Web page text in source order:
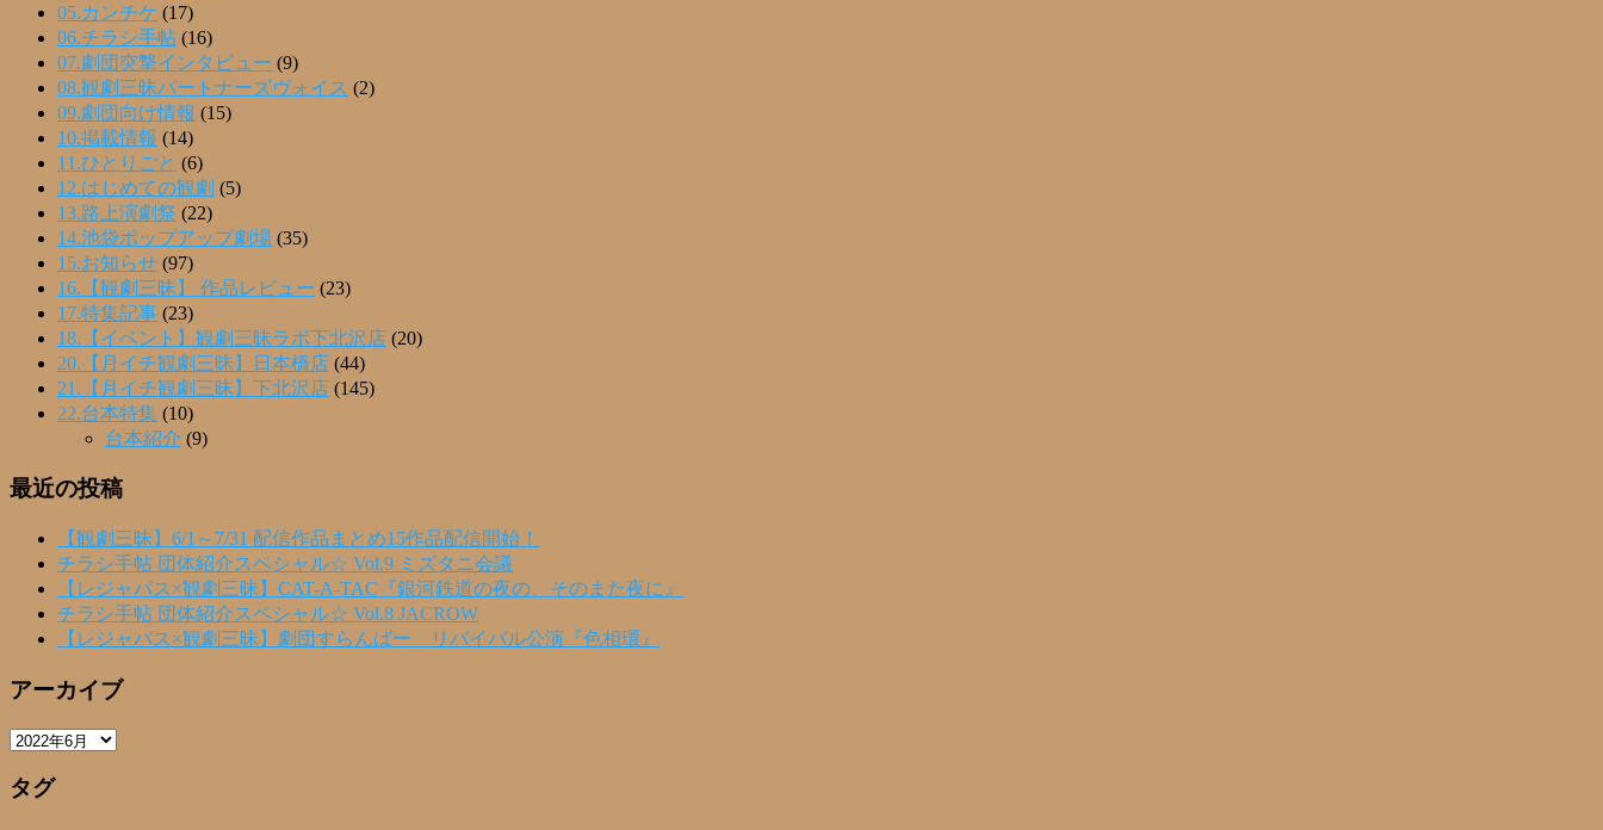
05.カンチケ (17)
06.チラシ手帖 (16)
07.劇団突撃インタビュー (9)
08.観劇三昧パートナーズヴォイス (2)
09.劇団向け情報 (15)
10.掲載情報 (14)
11.ひとりごと (6)
12.はじめての観劇 (5)
13.路上演劇祭 (22)
14.池袋ポップアップ劇場 (35)
15.お知らせ (97)
16.【観劇三昧】 作品レビュー (23)
17.特集記事 (23)
18.【イベント】観劇三昧ラボ下北沢店 (20)
20.【月イチ観劇三昧】日本橋店 (44)
21.【月イチ観劇三昧】下北沢店 (145)
22.台本特集 (10)
台本紹介 (9)
最近の投稿
【観劇三昧】6/1～7/31 配信作品まとめ15作品配信開始！
チラシ手帖 団体紹介スペシャル☆ Vol.9 ミズタニ会議
【レジャパス×観劇三昧】CAT-A-TAC『銀河鉄道の夜の、そのまた夜に』
チラシ手帖 団体紹介スペシャル☆ Vol.8 JACROW
【レジャパス×観劇三昧】劇団すらんばー リバイバル公演『色相環』
アーカイブ
ア
カ
タグ